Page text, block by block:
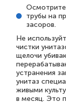
Осмотрите
трубы на
засоров.
Не
чистки
щелочи
устранения
унитаз
живыми
в месяц. Это